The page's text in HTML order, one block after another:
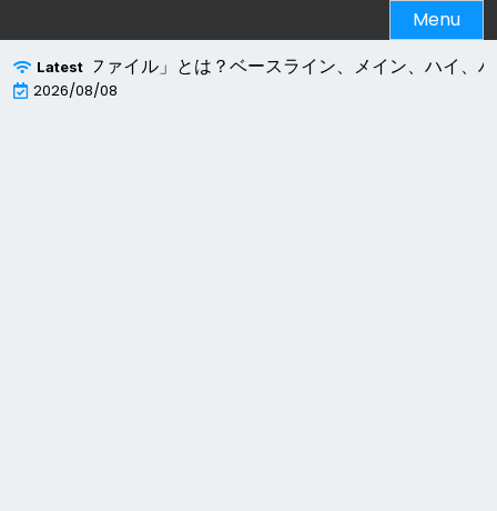
to
content
Menu
Latest
プロファイル」とは？ベースライン、メイン、ハイ、ハ
2026/08/08